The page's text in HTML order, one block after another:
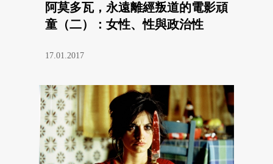
阿莫多瓦，永遠離經叛道的電影頑
童（二）：女性、性與政治性
17.01.2017